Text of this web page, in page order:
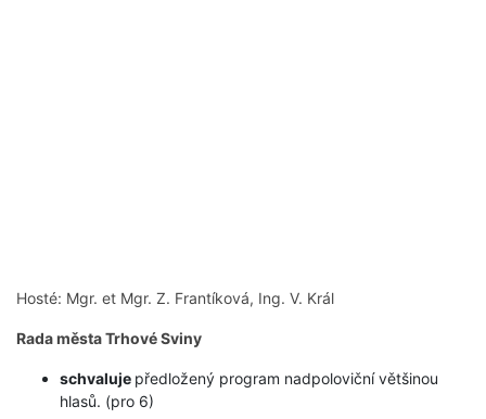
Hosté: Mgr. et Mgr. Z. Frantíková, Ing. V. Král
Rada města Trhové Sviny
schvaluje předložený program nadpoloviční většinou
hlasů. (pro 6)